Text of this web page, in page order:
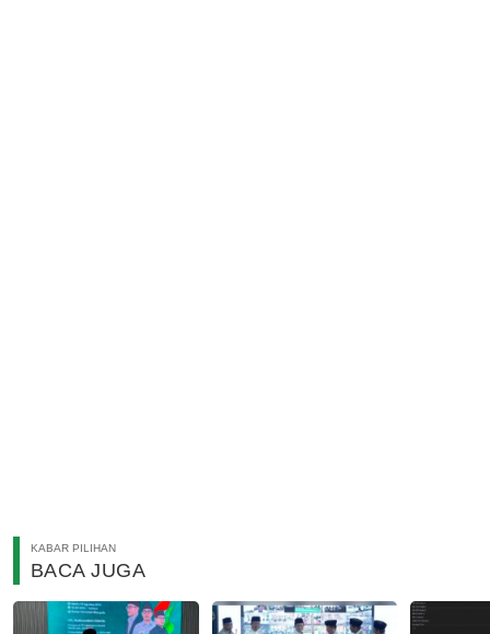
KABAR PILIHAN
BACA JUGA